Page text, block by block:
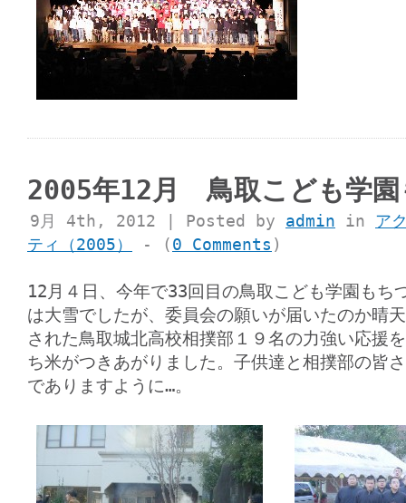
2005年12月 鳥取こども学園
9月 4th, 2012 | Posted by admin in ア
ティ（2005）
- (0 Comments )
12月４日、今年で33回目の鳥取こども学園もち
は大雪でしたが、委員会の願いが届いたのか晴
された鳥取城北高校相撲部１９名の力強い応援
ち米がつきあがりました。子供達と相撲部の皆
でありますように…。